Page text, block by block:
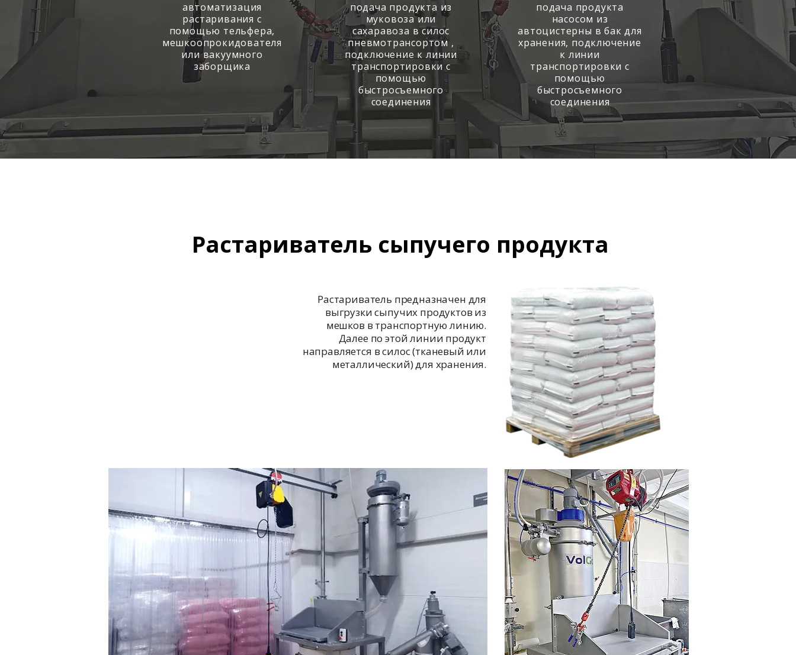
автоматизация
растаривания с
помощью тельфера,
мешкоопрокидователя
или вакуумного
заборщика
подача продукта из
муковоза или
сахаравоза в силос
пневмотрансортом ,
подключение к линии
транспортировки с
помощью
быстросъемного
соединения
подача продукта
насосом из
автоцистерны в бак для
хранения, подключение
к линии
транспортировки с
помощью
быстросъемного
соединения
Растариватель сыпучего продукта
Растариватель предназначен для
выгрузки сыпучих продуктов из
мешков в транспортную линию.
Далее по этой линии продукт
направляется в силос (тканевый или
металлический) для хранения.